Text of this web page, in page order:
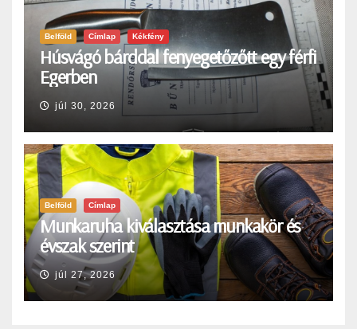
Belföld Címlap Kékfény
Húsvágó bárddal fenyegetőzőtt egy férfi
Egerben
júl 30, 2026
Belföld Címlap
Munkaruha kiválasztása munkakör és
évszak szerint
júl 27, 2026